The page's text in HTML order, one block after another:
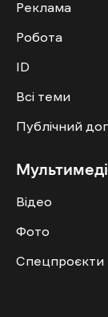
Реклама
Робота
ID
Всі теми
Публічний
Відео
Фото
Спецпроєкти